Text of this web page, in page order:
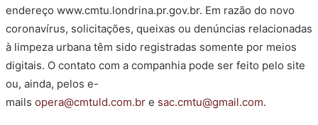
endereço www.cmtu.londrina.pr.gov.br. Em razão do novo
coronavírus, solicitações, queixas ou denúncias relacionadas
à limpeza urbana têm sido registradas somente por meios
digitais. O contato com a companhia pode ser feito pelo site
ou, ainda, pelos e-
mails opera@cmtuld.com.br e sac.cmtu@gmail.com.